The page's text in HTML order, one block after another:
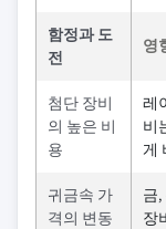
함정과 도
전
영
첨단 장비
의 높은 비
용
레
비
게
귀금속 가
격의 변동
금
장